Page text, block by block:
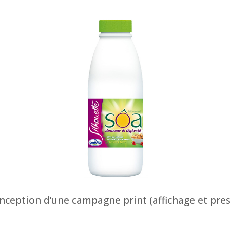
d’une campagne print (affichage et